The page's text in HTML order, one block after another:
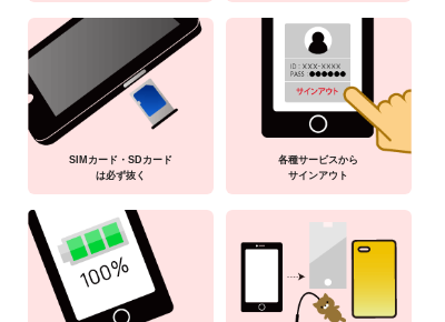
SIMカード・SDカード
は必ず抜く
各種サービスから
サインアウト